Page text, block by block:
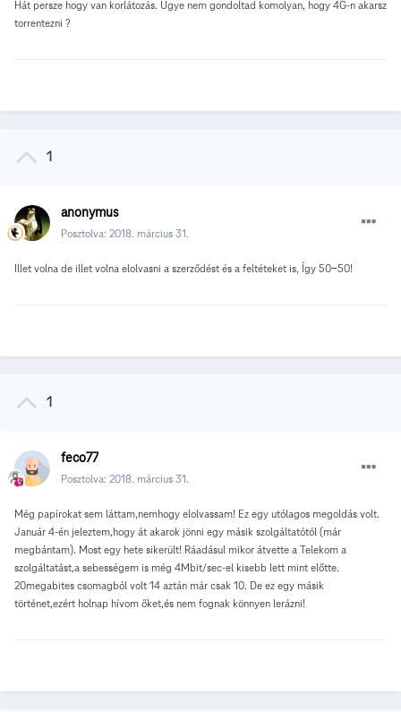
Hát persze hogy van korlátozás. Ugye nem gondoltad komolyan, hogy 4G-n akarsz
torrentezni ?
1
anonymus
Posztolva: 2018. március 31.
Illet volna de illet volna elolvasni a szerződést és a feltéteket is, Így 50-50!
1
feco77
Posztolva: 2018. március 31.
Még papírokat sem láttam,nemhogy elolvassam! Ez egy utólagos megoldás volt.
Január 4-én jeleztem,hogy át akarok jönni egy másik szolgáltatótól (már
megbántam). Most egy hete sikerült! Ráadásul mikor átvette a Telekom a
szolgáltatást,a sebességem is még 4Mbit/sec-el kisebb lett mint előtte.
20megabites csomagból volt 14 aztán már csak 10. De ez egy másik
történet,ezért holnap hívom őket,és nem fognak könnyen lerázni!